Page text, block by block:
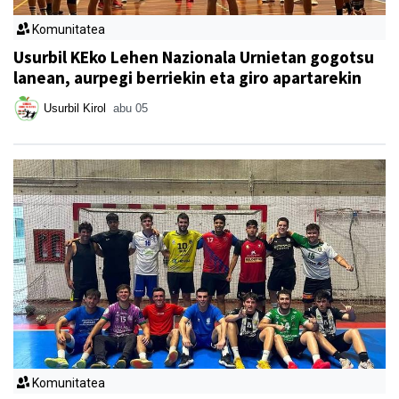
Komunitatea
Usurbil KEko Lehen Nazionala Urnietan gogotsu
lanean, aurpegi berriekin eta giro apartarekin
Usurbil Kirol abu 05
Komunitatea